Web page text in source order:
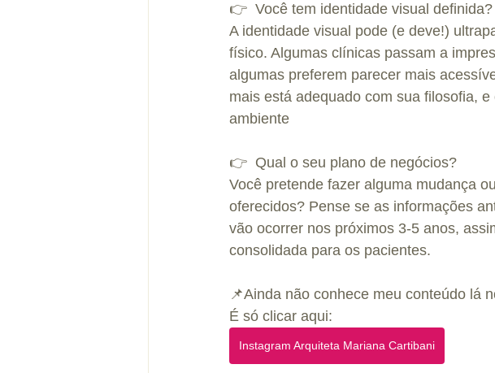
👉  Você tem identidade visual
A identidade visual pode (e deve!)
físico. Algumas clínicas passam a
algumas preferem parecer mais
mais está adequado com sua filosofia,
ambiente
👉  Qual o seu plano de negócios?
Você pretende fazer alguma mudança
oferecidos? Pense se as informações
vão ocorrer nos próximos 3-5 anos,
consolidada para os pacientes.
📌Ainda não conhece meu conteúdo lá
É só clicar aqui:
Instagram Arquiteta Mariana Cartibani